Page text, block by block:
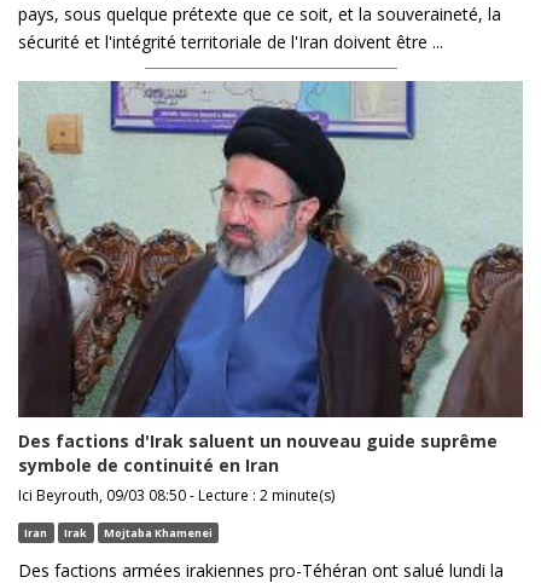
pays, sous quelque prétexte que ce soit, et la souveraineté, la
sécurité et l'intégrité territoriale de l'Iran doivent être ...
Des factions d'Irak saluent un nouveau guide suprême
symbole de continuité en Iran
Ici Beyrouth, 09/03 08:50 - Lecture : 2 minute(s)
Iran Irak Mojtaba Khamenei
Des factions armées irakiennes pro-Téhéran ont salué lundi la